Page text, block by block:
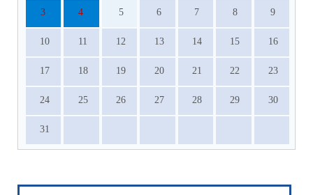
3 4 5 6 7 8 9
10 11 12 13 14 15 16
17 18 19 20 21 22 23
24 25 26 27 28 29 30
31